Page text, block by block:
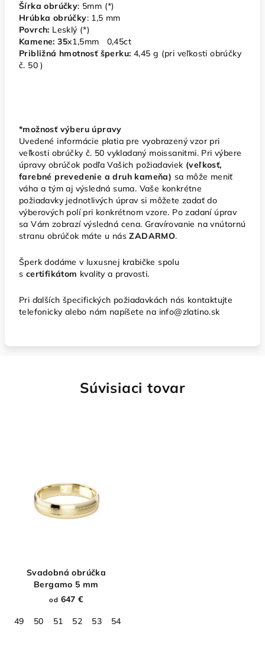
Šírka obrúčky: 5mm (*)
Hrúbka obrúčky: 1,5 mm
Povrch: Lesklý (*)
Kamene: 35x1,5mm 0,45ct
Približná hmotnosť šperku: 4,45 g (pri veľkosti obrúčky
č. 50 )
*možnosť výberu úpravy
Uvedené informácie platia pre vyobrazený vzor pri
veľkosti obrúčky č. 50 vykladaný moissanitmi. Pri výbere
úpravy obrúčok podľa Vašich požiadaviek (veľkosť,
farebné prevedenie a druh kameňa) sa môže meniť
váha a tým aj výsledná suma. Vaše konkrétne
požiadavky jednotlivých úprav si môžete zadať do
výberových polí pri konkrétnom vzore. Po zadaní úprav
sa Vám zobrazí výsledná cena. Gravírovanie na vnútornú
stranu obrúčok máte u násZADARMO.
Šperk dodáme v luxusnej krabičke spolu
s certifikátom kvality a pravosti.
Pri ďalších špecifických požiadavkách nás kontaktujte
telefonicky alebo nám napíšete na info@zlatino.sk
Súvisiaci tovar
Svadobná obrúčka
Bergamo 5 mm
od 647 €
49 50 51 52 53 54